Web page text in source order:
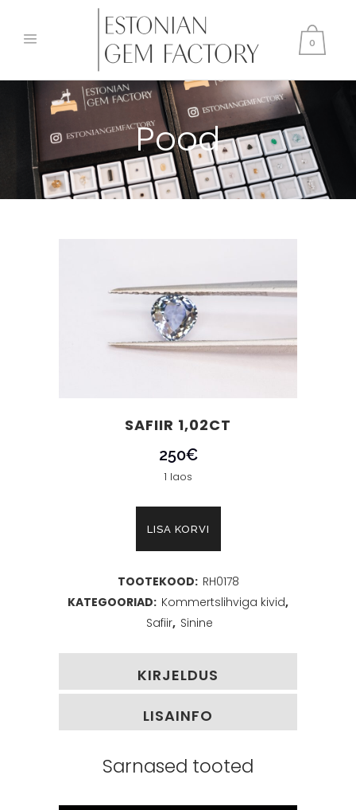
0
Pood
SAFIIR 1,02CT
250€
1 laos
LISA KORVI
TOOTEKOOD: RH0178
KATEGOORIAD: Kommertslihviga kivid,
Safiir, Sinine
KIRJELDUS
LISAINFO
Sarnased tooted